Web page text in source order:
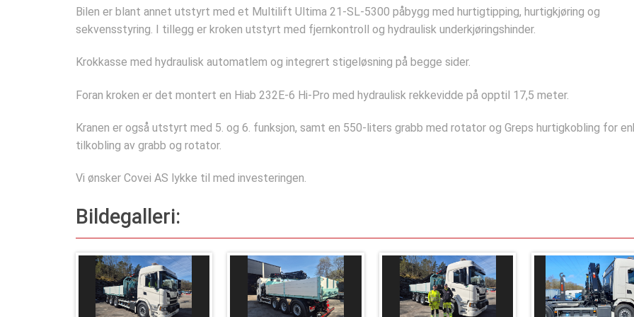
Bilen er blant annet utstyrt med et Multilift Ultima 21-SL-5300 påbygg med hurtigtipping, hurtigkjøring og
sekvensstyring. I tillegg er kroken utstyrt med fjernkontroll og hydraulisk underkjøringshinder.
Krokkasse med hydraulisk automatlem og integrert stigeløsning på begge sider.
Foran kroken er det montert en Hiab 232E-6 Hi-Pro med hydraulisk rekkevidde på opptil 17,5 meter.
Kranen er også utstyrt med 5. og 6. funksjon, samt en 550-liters grabb med rotator og Greps hurtigkobling for
tilkobling av grabb og rotator.
Vi ønsker Covei AS lykke til med investeringen.
Bildegalleri: